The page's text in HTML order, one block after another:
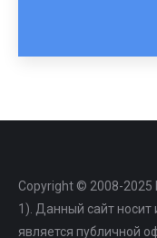
Copyright © 2008-
1). Данный сайт
является публичной